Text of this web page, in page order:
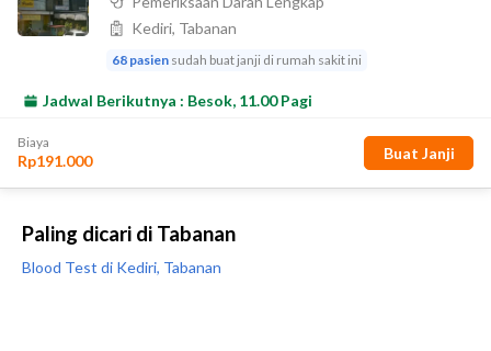
Paling dicari di Tabanan
Blood Test di Kediri, Tabanan